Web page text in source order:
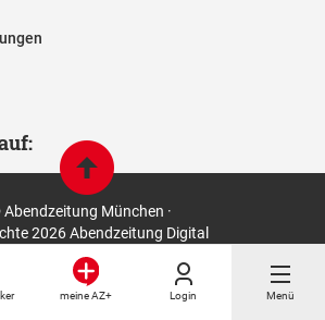
meine AZ+ Login Menü
München ·
2026 Abendzeitung Digital